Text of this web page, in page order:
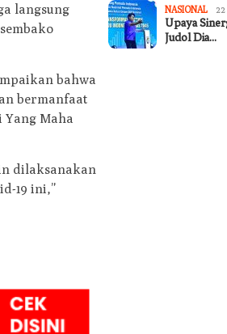
langsung
bahwa
bermanfaat
Maha
dilaksanakan
19 ini,”
NASIONAL
Upaya
Judol Dia…